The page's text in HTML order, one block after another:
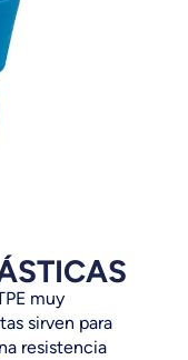
muy
sirven para
resistencia